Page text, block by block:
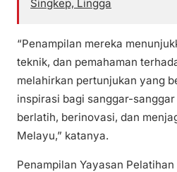
Singkep, Lingga
“Penampilan mereka
teknik, dan pemahaman
melahirkan pertunjukan yang
inspirasi bagi sanggar-
berlatih, berinovasi, dan
Melayu,” katanya.
Penampilan Yayasan